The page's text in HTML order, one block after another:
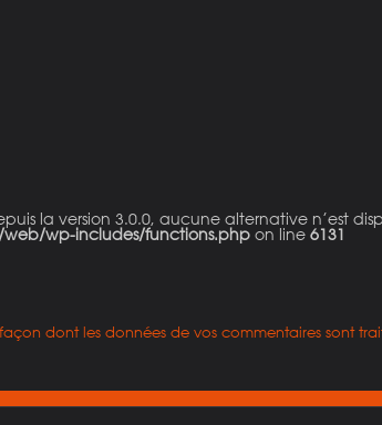
la version 3.0.0, aucune alternative n’est
wp-includes/functions.php on line 6131
dont les données de vos commentaires sont